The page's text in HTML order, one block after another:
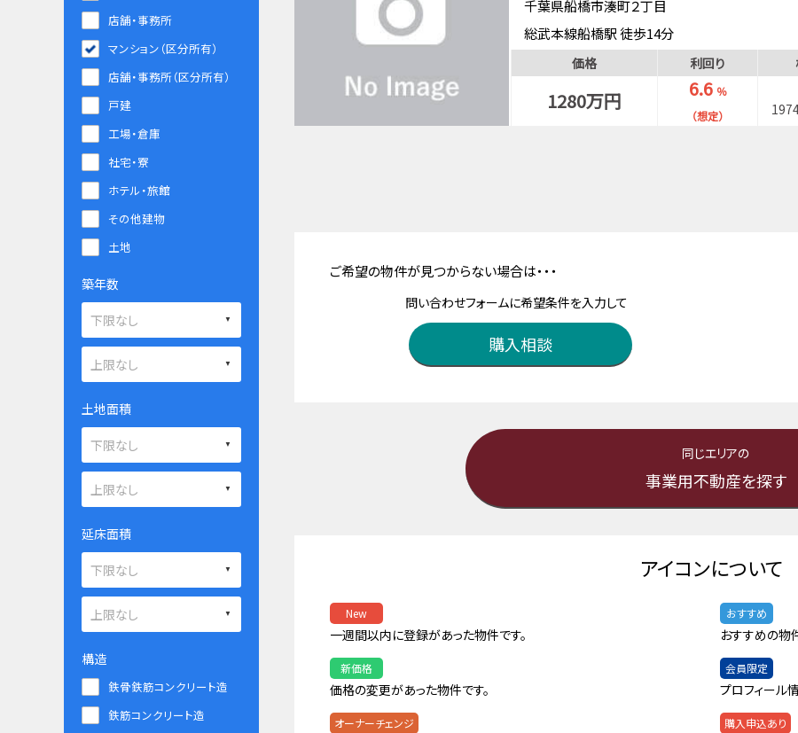
千葉県船橋市湊町２丁目
総武本線船橋駅 徒歩14分
京成電鉄本線京成船橋駅 徒歩12分
東武野田線船橋駅 徒歩14分
価格 利回り
1280万円 6.6 ％
（想定）
ご希望の物件が見つからない場合は・・・
問い合わせフォームに希望条件を入力して
購入相談
同じエリアの
事業用不動産を探す
アイコンについて
New
一週間以内に登録があった物件です。
おすすめ
おすすめの物
新価格
価格の変更があった物件です。
会員限定
プロフィール
オーナーチェンジ 購入申込あり
店舗・事務所
マンション（区分所有）
店舗・事務所（区分所有）
戸建
工場・倉庫
社宅・寮
ホテル・旅館
その他建物
土地
築年数
土地面積
延床面積
構造
鉄骨鉄筋コンクリート造
鉄筋コンクリート造